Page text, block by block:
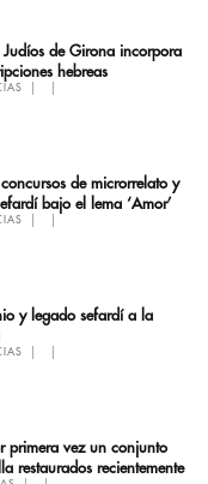
de Girona incorpora
hebreas
de microrrelato y
bajo el lema ‘Amor’
y legado sefardí a la
primera vez un conjunto
restaurados recientemente